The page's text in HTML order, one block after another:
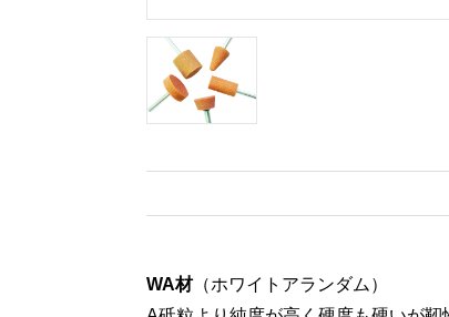
WA材（ホワイトアランダム）